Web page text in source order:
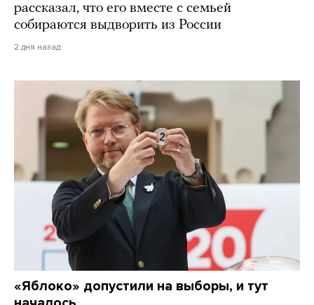
рассказал, что его вместе с семьей
собираются выдворить из России
2 дня назад
«Яблоко» допустили на выборы, и тут